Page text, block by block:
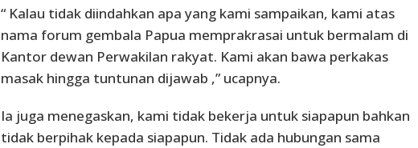
“ Kalau tidak diindahkan apa yang kami sampaikan, kami atas
nama forum gembala Papua memprakrasai untuk bermalam di
Kantor dewan Perwakilan rakyat. Kami akan bawa perkakas
masak hingga tuntunan dijawab ,” ucapnya.
Ia juga menegaskan, kami tidak bekerja untuk siapapun bahkan
tidak berpihak kepada siapapun. Tidak ada hubungan sama